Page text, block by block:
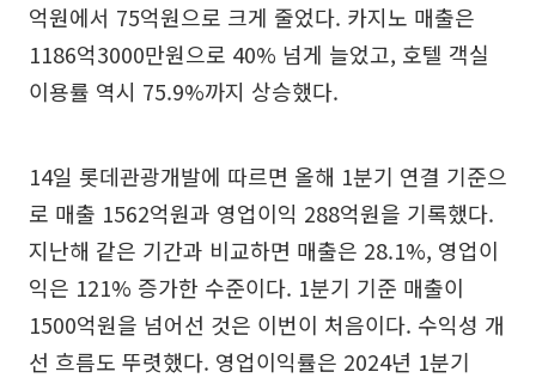
억원에서 75억원으로 크게 줄었다. 카지노 매출은
1186억3000만원으로 40% 넘게 늘었고, 호텔 객실
이용률 역시 75.9%까지 상승했다.
14일 롯데관광개발에 따르면 올해 1분기 연결 기준으
로 매출 1562억원과 영업이익 288억원을 기록했다.
지난해 같은 기간과 비교하면 매출은 28.1%, 영업이
익은 121% 증가한 수준이다. 1분기 기준 매출이
1500억원을 넘어선 것은 이번이 처음이다. 수익성 개
선 흐름도 뚜렷했다. 영업이익률은 2024년 1분기